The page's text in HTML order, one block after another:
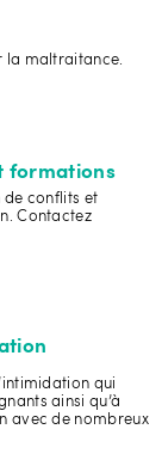
la maltraitance.
formations
de conflits et
Contactez
qui
ainsi qu’à
avec de nombreux